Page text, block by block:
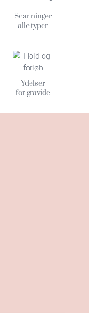
Scanninger
alle typer
Ydelser
for gravide